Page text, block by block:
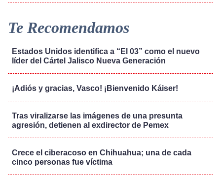
Te Recomendamos
Estados Unidos identifica a “El 03” como el nuevo
líder del Cártel Jalisco Nueva Generación
¡Adiós y gracias, Vasco! ¡Bienvenido Káiser!
Tras viralizarse las imágenes de una presunta
agresión, detienen al exdirector de Pemex
Crece el ciberacoso en Chihuahua; una de cada
cinco personas fue víctima